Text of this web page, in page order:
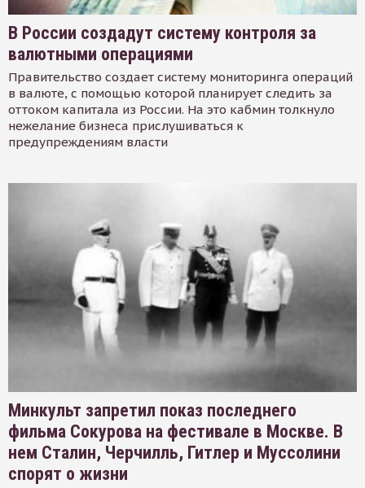
В России создадут систему контроля за
валютными операциями
Правительство создает систему мониторинга операций
в валюте, с помощью которой планирует следить за
оттоком капитала из России. На это кабмин толкнуло
нежелание бизнеса прислушиваться к
предупреждениям власти
Минкульт запретил показ последнего
фильма Сокурова на фестивале в Москве. В
нем Сталин, Черчилль, Гитлер и Муссолини
спорят о жизни